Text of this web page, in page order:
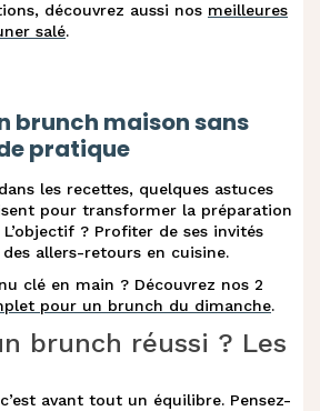
au fromage, asperges et
frais, épinards et
pommes de terre, poivron
monsieurs salés
découvrez aussi nos meilleures
salé.
brunch maison sans
pratique
les recettes, quelques astuces
pour transformer la préparation
? Profiter de ses invités
allers-retours en cuisine.
clé en main ? Découvrez nos 2
pour un brunch du dimanche.
brunch réussi ? Les
avant tout un équilibre. Pensez-